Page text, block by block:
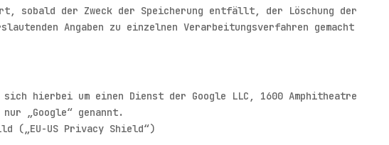
sobald der Zweck der Speicherung entfällt, der Löschung der
Angaben zu einzelnen Verarbeitungsverfahren gemacht
hierbei um einen Dienst der Google LLC, 1600 Amphitheatre
„Google“ genannt.
(„EU-US Privacy Shield“)